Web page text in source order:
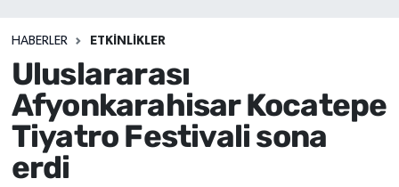
HABERLER ETKINLIKLER
Uluslararası
Afyonkarahisar Kocatepe
Tiyatro Festivali sona
erdi
Sağlık
Eğitim
Sivil Toplum